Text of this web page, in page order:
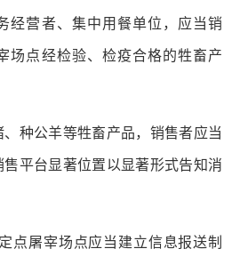
经营者、集中用餐单位，应当销
场点经检验、检疫合格的牲畜产
公羊等牲畜产品，销售者应当
平台显著位置以显著形式告知消
点屠宰场点应当建立信息报送制